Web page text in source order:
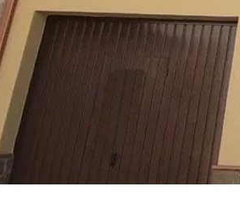
Habitaciones
4